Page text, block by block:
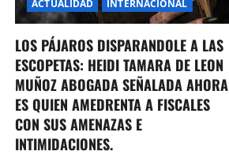
ACTUALIDAD INTERNACIONAL
LOS PÁJAROS DISPARANDOLE A LAS
ESCOPETAS: HEIDI TAMARA DE LEON
MUÑOZ ABOGADA SEÑALADA AHORA
ES QUIEN AMEDRENTA A FISCALES
CON SUS AMENAZAS E
INTIMIDACIONES.